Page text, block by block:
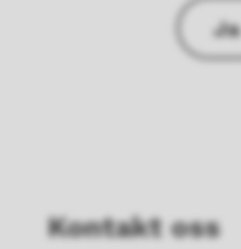
Ja
Kontakt oss